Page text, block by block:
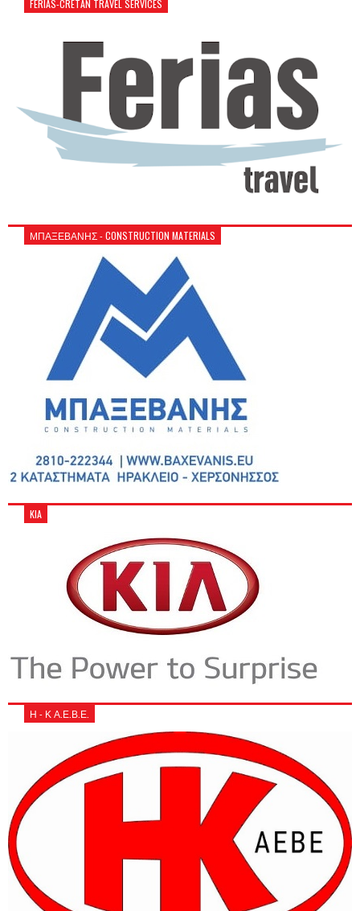
FERIAS-CRETAN TRAVEL SERVICES
ΜΠΑΞΕΒΑΝΗΣ - CONSTRUCTION MATERIALS
KIA
Η - Κ Α.Ε.Β.Ε.